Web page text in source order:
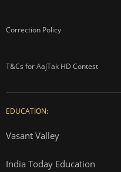
Correction Policy
T&Cs for AajTak HD Contest
EDUCATION:
Vasant Valley
India Today Education